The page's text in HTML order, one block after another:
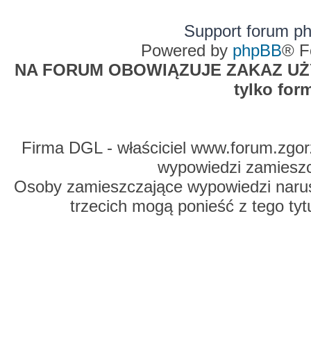
Support forum
Powered by phpBB®
NA FORUM OBOWIĄZUJE ZAKAZ
tylko
Firma DGL - właściciel
wypowiedzi
Osoby zamieszczające wypowiedzi
trzecich mogą ponieść z tego